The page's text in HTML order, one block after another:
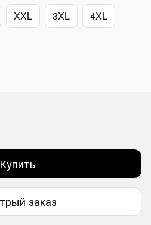
XXL 3XL 4XL
Купить
заказ